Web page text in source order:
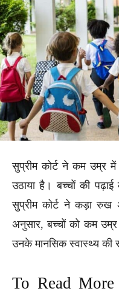
सुप्रीम कोर्ट ने कम उम्र
उठाया है। बच्चों की
सुप्रीम कोर्ट ने कड़ा रुख
अनुसार, बच्चों को कम उम्र
उनके मानसिक स्वास्थ्य की
To Read More